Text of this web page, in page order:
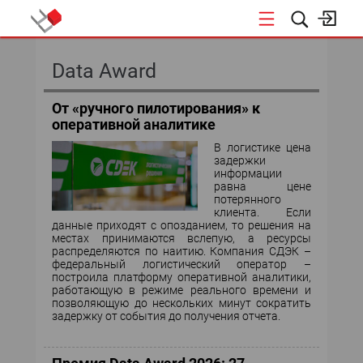
«ОТКРЫТЫЕ СИСТЕМЫ»
ИТ-ИНФРАСТРУКТУРА
БЕЗОПАСНОСТЬ
АВТОМАТИЗАЦИЯ
Data Award
От «ручного пилотирования» к
оперативной аналитике
В логистике цена
задержки
информации
равна цене
потерянного
клиента. Если
данные приходят с опозданием, то решения на
местах принимаются вслепую, а ресурсы
распределяются по наитию. Компания СДЭК –
федеральный логистический оператор –
построила платформу оперативной аналитики,
работающую в режиме реального времени и
позволяющую до нескольких минут сократить
задержку от события до получения отчета.